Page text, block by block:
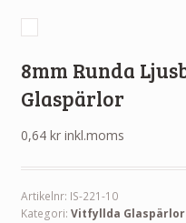
8mm Runda
Glaspärlor
0,64 kr inkl.moms
Artikelnr: IS-221-10
Kategori: Vitfyllda Glaspärlor